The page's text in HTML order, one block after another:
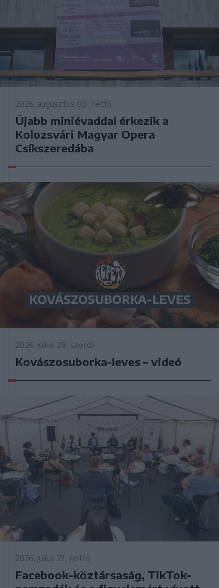
2026. augusztus 03., hétfő
Újabb miniévaddal érkezik a
Kolozsvári Magyar Opera
Csíkszeredába
2026. július 29., szerda
Kovászosuborka-leves – videó
2026. július 27., hétfő
Facebook-köztársaság, TikTok-